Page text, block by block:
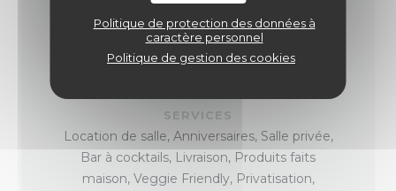
Politique de protection des données à
caractère personnel
Politique de gestion des cookies
Pizza, sicilienne, Traditionnel, Italienne
TYPE DE RESTAURANT
SERVICES
Location de salle, Anniversaires, Salle privée,
Bar à cocktails, Livraison, Produits faits
maison, Veggie Friendly, Privatisation,